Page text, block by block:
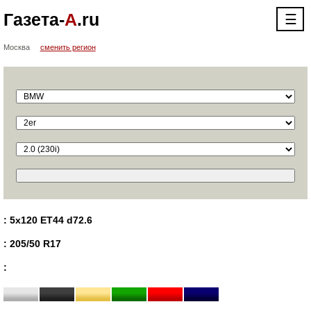
Газета-А.ru ☰
Москва сменить регион
: 5x120 ET44 d72.6
: 205/50 R17
: